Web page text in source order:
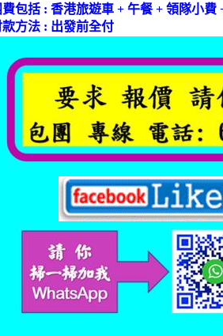
費包括 :香港旅遊車 +午餐+領隊小費
款方法 : 出發前全付